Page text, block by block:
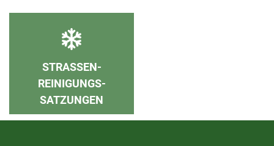
STRASSEN-R
EINIGUNGS-S
ATZUNGEN